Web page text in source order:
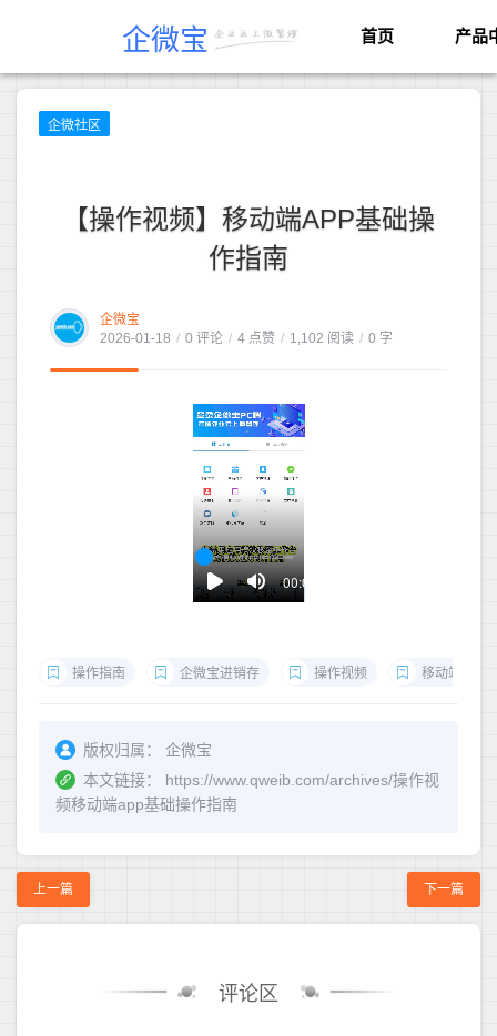
企微宝 首页 产品
企微社区
【操作视频】移动端APP基础操
作指南
企微宝
2026-01-18 / 0 评论 / 4 点赞 / 1,102 阅读 / 0 字
操作指南 企微宝进销存 操作视频 移动端
版权归属：
企微宝
本文链接：
https://www.qweib.com/archives/操作视
频移动端app基础操作指南
上一篇 下一篇
评论区